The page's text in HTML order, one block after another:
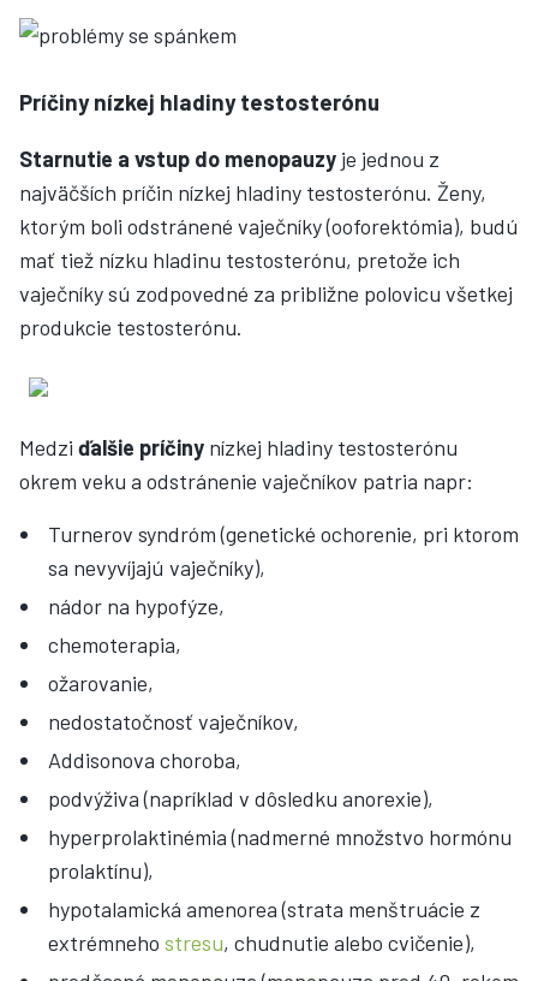
Príčiny nízkej hladiny testosterónu
Starnutie a vstup do menopauzy je jednou z
najväčších príčin nízkej hladiny testosterónu. Ženy,
ktorým boli odstránené vaječníky (ooforektómia), budú
mať tiež nízku hladinu testosterónu, pretože ich
vaječníky sú zodpovedné za približne polovicu všetkej
produkcie testosterónu.
Medzi ďalšie príčiny nízkej hladiny testosterónu
okrem veku a odstránenie vaječníkov patria napr:
Turnerov syndróm (genetické ochorenie, pri ktorom
sa nevyvíjajú vaječníky),
nádor na hypofýze,
chemoterapia,
ožarovanie,
nedostatočnosť vaječníkov,
Addisonova choroba,
podvýživa (napríklad v dôsledku anorexie),
hyperprolaktinémia (nadmerné množstvo hormónu
prolaktínu),
hypotalamická amenorea (strata menštruácie z
extrémneho stresu, chudnutie alebo cvičenie),